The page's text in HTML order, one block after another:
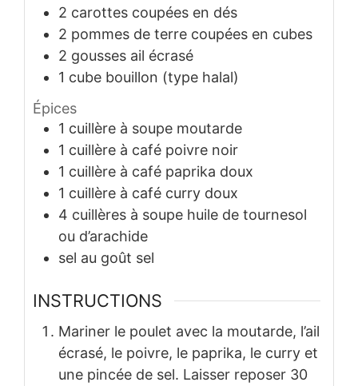
2 carottes coupées en dés
2 pommes de terre coupées en cubes
2 gousses ail écrasé
1 cube bouillon (type halal)
Épices
1 cuillère à soupe moutarde
1 cuillère à café poivre noir
1 cuillère à café paprika doux
1 cuillère à café curry doux
4 cuillères à soupe huile de tournesol
ou d’arachide
sel au goût sel
INSTRUCTIONS
Mariner le poulet avec la moutarde, l’ail
écrasé, le poivre, le paprika, le curry et
une pincée de sel. Laisser reposer 30